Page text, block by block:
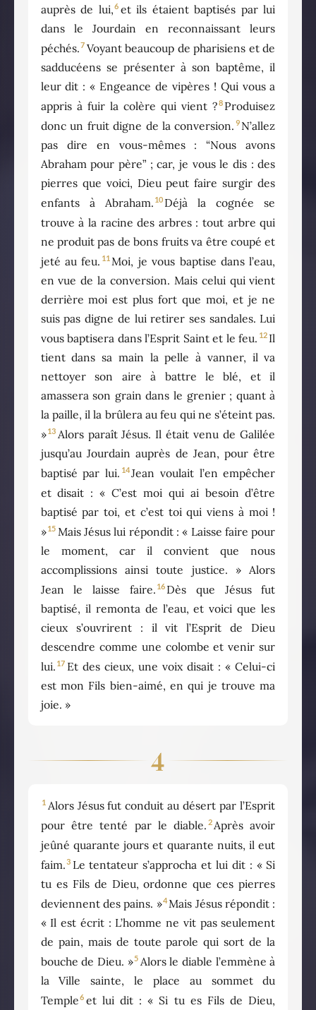
auprès de lui,6 et ils étaient baptisés par lui
dans le Jourdain en reconnaissant leurs
péchés.7 Voyant beaucoup de pharisiens et de
sadducéens se présenter à son baptême, il
leur dit : « Engeance de vipères ! Qui vous a
appris à fuir la colère qui vient ?8 Produisez
donc un fruit digne de la conversion. 9 N’allez
pas dire en vous-mêmes : “Nous avons
Abraham pour père” ; car, je vous le dis : des
pierres que voici, Dieu peut faire surgir des
enfants à Abraham. 10 Déjà la cognée se
trouve à la racine des arbres : tout arbre qui
ne produit pas de bons fruits va être coupé et
jeté au feu. 11 Moi, je vous baptise dans l’eau,
en vue de la conversion. Mais celui qui vient
derrière moi est plus fort que moi, et je ne
suis pas digne de lui retirer ses sandales. Lui
vous baptisera dans l’Esprit Saint et le feu. 12 Il
tient dans sa main la pelle à vanner, il va
nettoyer son aire à battre le blé, et il
amassera son grain dans le grenier ; quant à
la paille, il la brûlera au feu qui ne s’éteint pas.
»13 Alors paraît Jésus. Il était venu de Galilée
jusqu’au Jourdain auprès de Jean, pour être
baptisé par lui. 14Jean voulait l’en empêcher
et disait : « C’est moi qui ai besoin d’être
baptisé par toi, et c’est toi qui viens à moi !
»15 Mais Jésus lui répondit : « Laisse faire pour
le moment, car il convient que nous
accomplissions ainsi toute justice. » Alors
Jean le laisse faire. 16 Dès que Jésus fut
baptisé, il remonta de l’eau, et voici que les
cieux s’ouvrirent : il vit l’Esprit de Dieu
descendre comme une colombe et venir sur
lui. 17 Et des cieux, une voix disait : « Celui-ci
est mon Fils bien-aimé, en qui je trouve ma
joie. »
4
1 Alors Jésus fut conduit au désert par l’Esprit
pour être tenté par le diable. 2Après avoir
jeûné quarante jours et quarante nuits, il eut
faim.3 Le tentateur s’approcha et lui dit : « Si
tu es Fils de Dieu, ordonne que ces pierres
deviennent des pains. »4Mais Jésus répondit :
« Il est écrit : L’homme ne vit pas seulement
de pain, mais de toute parole qui sort de la
bouche de Dieu. »5 Alors le diable l’emmène à
la Ville sainte, le place au sommet du
Temple6 et lui dit : « Si tu es Fils de Dieu,